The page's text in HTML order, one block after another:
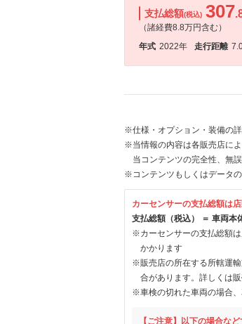
支払総額(税込) 307
（諸経費8.8万円含む）
年式 2022年 走行距離
※仕様・オプション・装備の
※当情報の内容は各販売店に
当コンテンツの完全性、無
※コンテンツもしくはデータ
カーセンサーの支払総額は
支払総額（税込） ＝ 車両本
※カーセンサーの支払総額
かかります
※販売店の所在する所轄運
合があります。詳しくは
※車検の切れた車両の場合
【ご注意】以下の場合な